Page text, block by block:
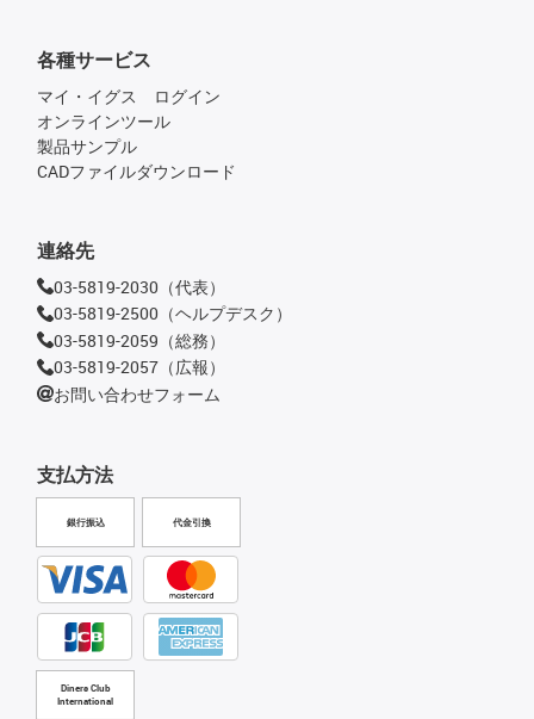
支払方法
銀行振込 代金引換
Diners Club
International
各種サービス
マイ・イグス ログイン
オンラインツール
製品サンプル
CADファイルダウンロード
連絡先
03-5819-2030（代表）
03-5819-2500（ヘルプデスク）
03-5819-2059（総務）
03-5819-2057（広報）
お問い合わせフォーム